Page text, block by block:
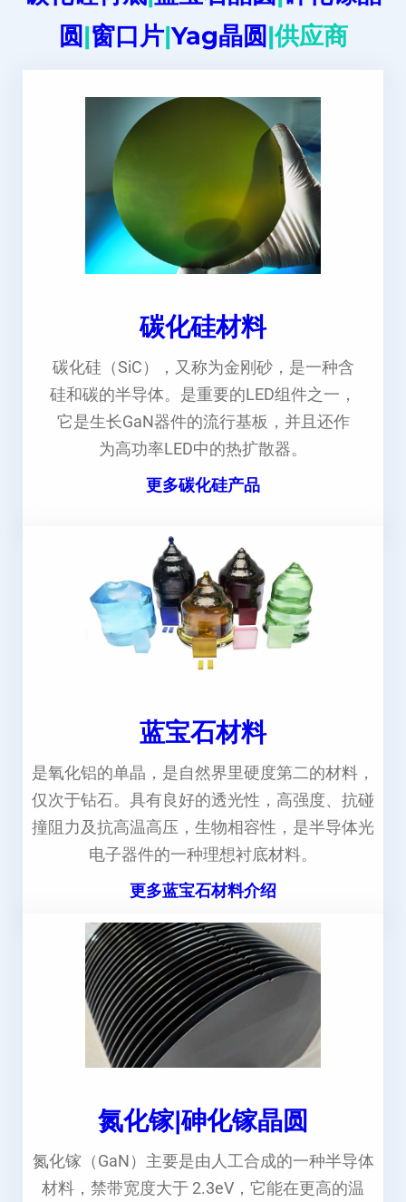
圆|窗口片|Yag晶圆|供应商
碳化硅材料
碳化硅（SiC），又称为金刚砂，是一种含
硅和碳的半导体。是重要的LED组件之一，
它是生长GaN器件的流行基板，并且还作
为高功率LED中的热扩散器。
更多碳化硅产品
蓝宝石材料
是氧化铝的单晶，是自然界里硬度第二的材料，
仅次于钻石。具有良好的透光性，高强度、抗碰
撞阻力及抗高温高压，生物相容性，是半导体光
电子器件的一种理想衬底材料。
更多蓝宝石材料介绍
氮化镓|砷化镓晶圆
氮化镓（GaN）主要是由人工合成的一种半导体
材料，禁带宽度大于 2.3eV，它能在更高的温